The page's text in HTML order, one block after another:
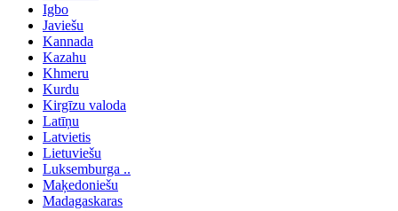
Igbo
Javiešu
Kannada
Kazahu
Khmeru
Kurdu
Kirgīzu valoda
Latīņu
Latvietis
Lietuviešu
Luksemburga ..
Maķedoniešu
Madagaskaras